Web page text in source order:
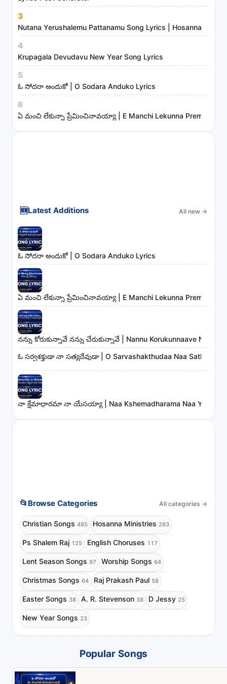
s
t
r
i
e
s
3
Nutana Yerushalemu Pattanamu Song Lyrics | Hosanna
4
Krupagala Devudavu New Year Song Lyrics
5
ఓ సోదరా అందుకో | O Sodara Anduko Lyrics
6
ఏ మంచి లేకున్నా ప్రేమించినావయ్యా | E Manchi Lekunna
🆕Latest Additions All new →
ఓ సోదరా అందుకో | O Sodara Anduko Lyrics
ఏ మంచి లేకున్నా ప్రేమించినావయ్యా | E Manchi Lekunna
నన్ను కోరుకున్నావే నన్ను చేరుకున్నావే | Nannu Korukunnaave Nannu
ఓ సర్వశక్తుడా నా సత్యదేవుడా | O Sarvashakthudaa Naa
నా క్షేమాధారమా నా యేసయ్యా | Naa Kshemadharama Naa Yesayya
📂 Browse Categories All categories →
Christian Songs 485 Hosanna Ministries 263
Ps Shalem Raj 125 English Choruses 117
Lent Season Songs 97 Worship Songs 64
Christmas Songs 64 Raj Prakash Paul 58
Easter Songs 38 A. R. Stevenson 38 D Jessy 25
New Year Songs 23
Popular Songs